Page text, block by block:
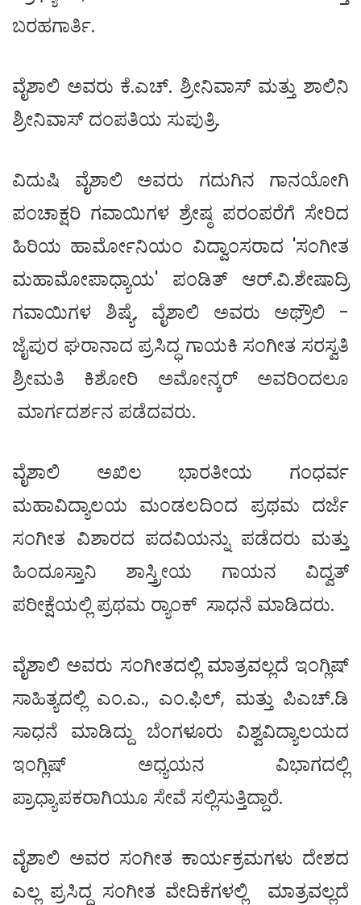
ಬರಹಗಾರ್ತಿ.
ವೈಶಾಲಿ ಅವರು ಕೆ.‍ಎಚ್. ಶ್ರೀನಿವಾಸ್ ಮತ್ತು ಶಾಲಿನಿ
ಶ್ರೀನಿವಾಸ್ ದಂಪತಿಯ ಸುಪುತ್ರಿ.
ವಿದುಷಿ ವೈಶಾಲಿ ಅವರು ಗದುಗಿನ ಗಾನಯೋಗಿ
ಪಂಚಾಕ್ಷರಿ ಗವಾಯಿಗಳ ಶ್ರೇಷ್ಠ ಪರಂಪರೆಗೆ ಸೇರಿದ
ಹಿರಿಯ ಹಾರ್ಮೋನಿಯಂ ವಿದ್ವಾಂಸರಾದ 'ಸಂಗೀತ
ಮಹಾಮೋಪಾಧ್ಯಾಯ' ಪಂಡಿತ್ ಆರ್.ವಿ.ಶೇಷಾದ್ರಿ
ಗವಾಯಿಗಳ ಶಿಷ್ಯೆ. ವೈಶಾಲಿ ಅವರು ಅಥ್ರೌಲಿ -
ಜೈಪುರ ಘರಾನಾದ ಪ್ರಸಿದ್ಧ ಗಾಯಕಿ ಸಂಗೀತ ಸರಸ್ವತಿ
ಶ್ರೀಮತಿ ಕಿಶೋರಿ ಅಮೋನ್ಕರ್ ಅವರಿಂದಲೂ
ಮಾರ್ಗದರ್ಶನ ಪಡೆದವರು.
ವೈಶಾಲಿ ಅಖಿಲ ಭಾರತೀಯ ಗಂಧರ್ವ
ಮಹಾವಿದ್ಯಾಲಯ ಮಂಡಲದಿಂದ ಪ್ರಥಮ ದರ್ಜೆ
ಸಂಗೀತ ವಿಶಾರದ ಪದವಿಯನ್ನು ಪಡೆದರು ಮತ್ತು
ಹಿಂದೂಸ್ತಾನಿ ಶಾಸ್ತ್ರೀಯ ಗಾಯನ ವಿದ್ವತ್
ಪರೀಕ್ಷೆಯಲ್ಲಿ ಪ್ರಥಮ ರ್‍ಯಾಂಕ್ ಸಾಧನೆ ಮಾಡಿದರು.
ವೈಶಾಲಿ ಅವರು ಸಂಗೀತದಲ್ಲಿ ಮಾತ್ರವಲ್ಲದೆ ಇಂಗ್ಲಿಷ್
ಸಾಹಿತ್ಯದಲ್ಲಿ ಎಂ.ಎ., ಎಂ.ಫಿಲ್, ಮತ್ತು ಪಿಎಚ್.ಡಿ
ಸಾಧನೆ ಮಾಡಿದ್ದು ಬೆಂಗಳೂರು ವಿಶ್ವವಿದ್ಯಾಲಯದ
ಇಂಗ್ಲಿಷ್ ಅಧ್ಯಯನ ವಿಭಾಗದಲ್ಲಿ
ಪ್ರಾಧ್ಯಾಪಕರಾಗಿಯೂ ಸೇವೆ ಸಲ್ಲಿಸುತ್ತಿದ್ದಾರೆ.
ವೈಶಾಲಿ ಅವರ ಸಂಗೀತ ಕಾರ್ಯಕ್ರಮಗಳು ದೇಶದ
ಎಲ್ಲ ಪ್ರಸಿದ್ಧ ಸಂಗೀತ ವೇದಿಕೆಗಳಲ್ಲಿ ಮಾತ್ರವಲ್ಲದೆ